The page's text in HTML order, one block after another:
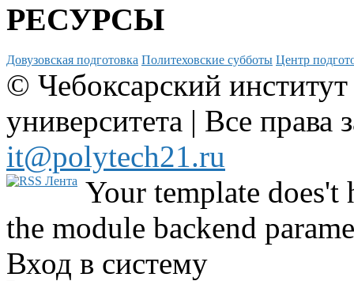
РЕСУРСЫ
Довузовская подготовка Политеховские субботы Центр
© Чебоксарский
университета | Все
it@polytech21.ru
Your template
the module backend
Вход в систему